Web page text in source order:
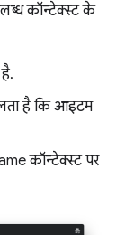
कॉन्टेक्स्ट के
है कि आइटम
कॉन्टेक्स्ट पर